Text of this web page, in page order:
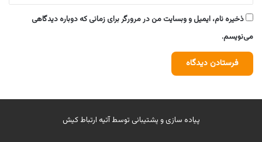
ذخیره نام، ایمیل و وبسایت من در مرورگر برای زمانی که دوباره دیدگاهی
می‌نویسم.
پیاده سازی و پشتیبانی توسطآتیه ارتباط کیش